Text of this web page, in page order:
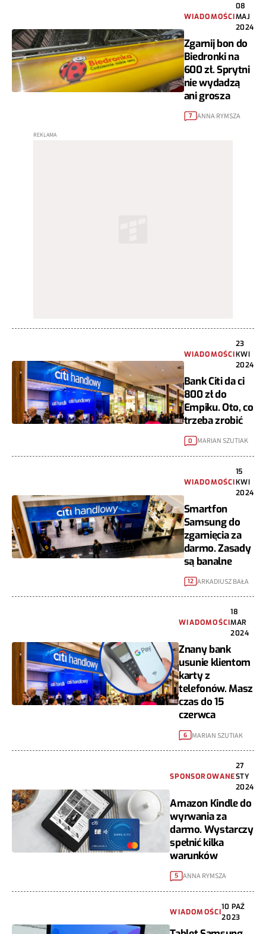
WIADOMOŚCI
08
MAJ
2024
Zgarnij bon do
Biedronki na
600 zł. Sprytni
nie wydadzą
ani grosza
7 ANNA RYMSZA
WIADOMOŚCI
23
KWI
2024
Bank Citi da ci
800 zł do
Empiku. Oto, co
trzeba zrobić
0 MARIAN SZUTIAK
WIADOMOŚCI
15
KWI
2024
Smartfon
Samsung do
zgarnięcia za
darmo. Zasady
są banalne
12 ARKADIUSZ BAŁA
WIADOMOŚCI
18
MAR
2024
Znany bank
usunie klientom
karty z
telefonów. Masz
czas do 15
czerwca
6 MARIAN SZUTIAK
SPONSOROWANE
27
STY
2024
Amazon Kindle do
wyrwania za
darmo. Wystarczy
spełnić kilka
warunków
5 ANNA RYMSZA
WIADOMOŚCI
10 PAŹ
2023